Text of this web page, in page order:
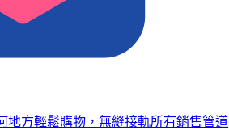
地方輕鬆購物，無縫接軌所有銷售管道